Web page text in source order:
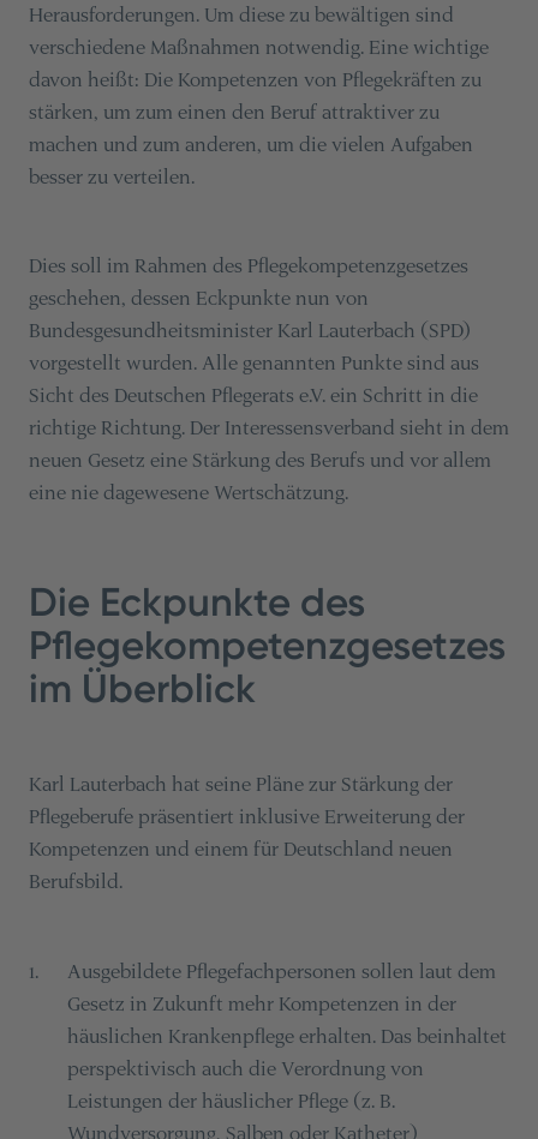
Herausforderungen. Um diese zu bewältigen sind
verschiedene Maßnahmen notwendig. Eine wichtige
davon heißt: Die Kompetenzen von Pflegekräften zu
stärken, um zum einen den Beruf attraktiver zu
machen und zum anderen, um die vielen Aufgaben
besser zu verteilen.
Dies soll im Rahmen des Pflegekompetenzgesetzes
geschehen, dessen Eckpunkte nun von
Bundesgesundheitsminister Karl Lauterbach (SPD)
vorgestellt wurden. Alle genannten Punkte sind aus
Sicht des Deutschen Pflegerats e.V. ein Schritt in die
richtige Richtung. Der Interessensverband sieht in dem
neuen Gesetz eine Stärkung des Berufs und vor allem
eine nie dagewesene Wertschätzung.
Die Eckpunkte des
Pflegekompetenzgesetzes
im Überblick
Karl Lauterbach hat seine Pläne zur Stärkung der
Pflegeberufe präsentiert inklusive Erweiterung der
Kompetenzen und einem für Deutschland neuen
Berufsbild.
1.
Ausgebildete Pflegefachpersonen sollen laut dem
Gesetz in Zukunft mehr Kompetenzen in der
häuslichen Krankenpflege erhalten. Das beinhaltet
perspektivisch auch die Verordnung von
Leistungen der häuslicher Pflege (z. B.
Wundversorgung, Salben oder Katheter)